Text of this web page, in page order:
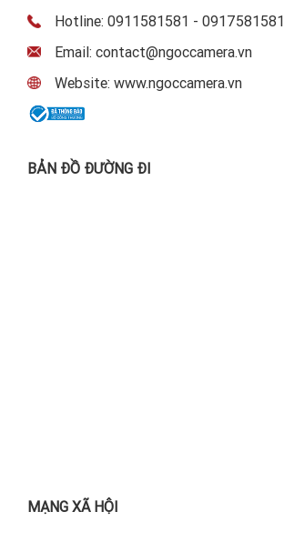
Hotline: 0911581581 - 0917581581
Email: contact@ngoccamera.vn
Website: www.ngoccamera.vn
BẢN ĐỒ ĐƯỜNG ĐI
MẠNG XÃ HỘI